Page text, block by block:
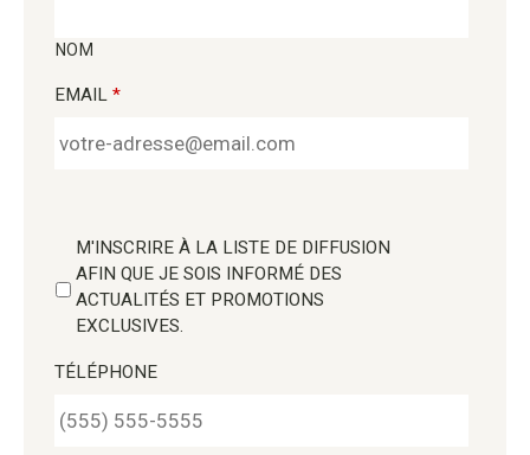
NOM
EMAIL *
M'INSCRIRE À LA LISTE DE DIFFUSION
AFIN QUE JE SOIS INFORMÉ DES
ACTUALITÉS ET PROMOTIONS
EXCLUSIVES.
TÉLÉPHONE